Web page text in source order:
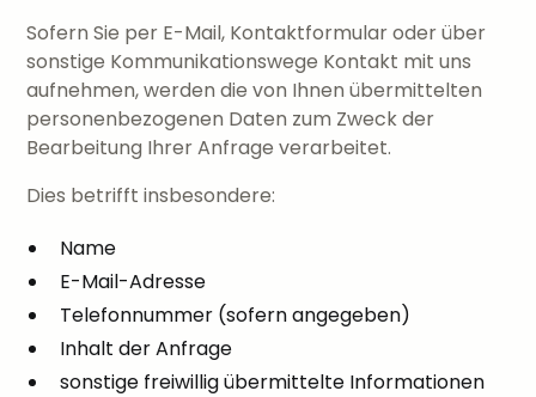
Sofern Sie per E-Mail, Kontaktformular oder über
sonstige Kommunikationswege Kontakt mit uns
aufnehmen, werden die von Ihnen übermittelten
personenbezogenen Daten zum Zweck der
Bearbeitung Ihrer Anfrage verarbeitet.
Dies betrifft insbesondere:
Name
E-Mail-Adresse
Telefonnummer (sofern angegeben)
Inhalt der Anfrage
sonstige freiwillig übermittelte Informationen